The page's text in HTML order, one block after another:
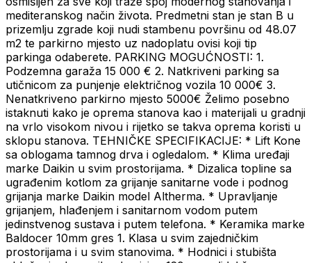
mediteranskog način života. Predmetni stan je stan B u
prizemlju zgrade koji nudi stambenu površinu od 48.07
m2 te parkirno mjesto uz nadoplatu ovisi koji tip
parkinga odaberete. PARKING MOGUĆNOSTI: 1.
Podzemna garaža 15 000 € 2. Natkriveni parking sa
utičnicom za punjenje električnog vozila 10 000€ 3.
Nenatkriveno parkirno mjesto 5000€ Želimo posebno
istaknuti kako je oprema stanova kao i materijali u gradnji
na vrlo visokom nivou i rijetko se takva oprema koristi u
sklopu stanova. TEHNIČKE SPECIFIKACIJE: * Lift Kone
sa oblogama tamnog drva i ogledalom. * Klima uređaji
marke Daikin u svim prostorijama. * Dizalica topline sa
ugrađenim kotlom za grijanje sanitarne vode i podnog
grijanja marke Daikin model Altherma. * Upravljanje
grijanjem, hlađenjem i sanitarnom vodom putem
jedinstvenog sustava i putem telefona. * Keramika marke
Baldocer 10mm gres 1. Klasa u svim zajedničkim
prostorijama i u svim stanovima. * Hodnici i stubišta